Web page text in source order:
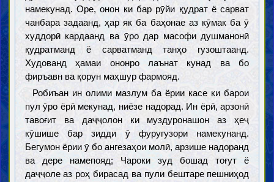
намекунад. Оре, онон ки бар рӯйи қудрат ё сарват
чанбара задаанд, ҳар як ба баҳонае аз кӯмак ба ӯ
худдорӣ кардаанд ва ӯро дар масофи душманонӣ
қудратманд ё сарватманд танҳо гузоштаанд.
Худованд ҳамаи ононро лаънат кунад ва бо
фиръавн ва қорун маҳшур фармояд.
Робиъан ин олими мазлум ба ёрии касе ки барои
пул ӯро ёрӣ мекунад, ниёзе надорад. Ин ёрӣ, арзонӣ
тавоғит ва даҷҷолон ки муздуронашон аз ҳеҷ
кӯшише бар зидди ӯ фуругузори намекунанд.
Бегумон ёрии ӯ бо ангезаҳои молӣ, арзише надоранд
ва дере намепояд; Чароки зуд бошад тоғут ё
даҷҷоле аз роҳ бирасад ва пули бештаре пешниҳод